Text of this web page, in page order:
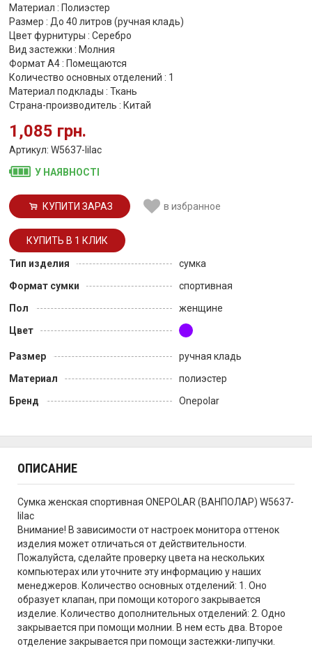
Материал : Полиэстер
Размер : До 40 литров (ручная кладь)
Цвет фурнитуры : Серебро
Вид застежки : Молния
Формат А4 : Помещаются
Количество основных отделений : 1
Материал подклады : Ткань
Страна-производитель : Китай
1,085 грн.
Артикул: W5637-lilac
У НАЯВНОСТІ
КУПИТИ ЗАРАЗ в избранное
Тип изделия
сумка
Формат сумки
спортивная
Пол
женщине
Цвет
Размер
ручная кладь
Материал
полиэстер
Бренд
Onepolar
ОПИСАНИЕ
Сумка женская спортивная ONEPOLAR (ВАНПОЛАР) W5637-
lilac
Внимание! В зависимости от настроек монитора оттенок
изделия может отличаться от действительности.
Пожалуйста, сделайте проверку цвета на нескольких
компьютерах или уточните эту информацию у наших
менеджеров. Количество основных отделений: 1. Оно
образует клапан, при помощи которого закрывается
изделие. Количество дополнительных отделений: 2. Одно
закрывается при помощи молнии. В нем есть два. Второе
отделение закрывается при помощи застежки-липучки.